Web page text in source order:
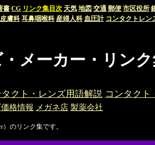
書 CG リンク集目次 天気 地図 交通 郵便 市区役所
皮膚科 耳鼻咽喉科 産婦人科 血圧計 コンタクトレン
メーカー・リン
タクト・レンズ用語解説 コンタクト
格情報 メガネ店 製薬会社
のリンク集です。